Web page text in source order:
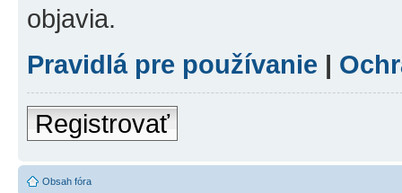
objavia.
Pravidlá pre používanie |
Registrovať
Obsah fóra